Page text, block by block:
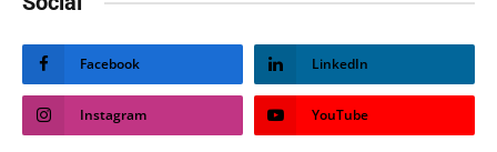
Facebook LinkedIn
Instagram YouTube